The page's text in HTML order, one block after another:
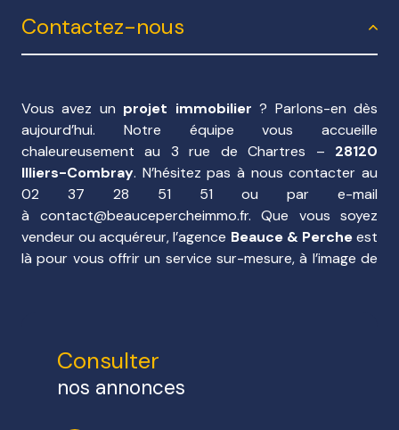
Consulter
nos annonces
Un accompagnement immobilier
complet, à chaque étape de votre projet
Contactez-nous
Vous avez un projet immobilier ? Parlons-en dès
aujourd’hui. Notre équipe vous accueille
chaleureusement au 3 rue de Chartres – 28120
Illiers-Combray. N’hésitez pas à nous contacter au
02 37 28 51 51 ou par e-mail
à contact@beaucepercheimmo.fr. Que vous soyez
vendeur ou acquéreur, l’agence Beauce & Percheest
là pour vous offrir un service sur-mesure, à l’image de